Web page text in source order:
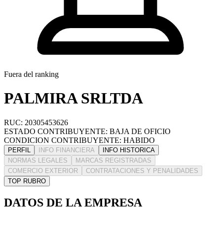
Fuera del ranking
PALMIRA SRLTDA
RUC: 20305453626
ESTADO CONTRIBUYENTE: BAJA DE OFICIO
CONDICION CONTRIBUYENTE: HABIDO
PERFIL INFO FINANCIERA
INFO HISTORICA
NORMAS LEGALES
MARCAS REGISTRADAS
COMERCIO EXTERIOR
CONTRATACIONES Y PENALIDADES
TOP RUBRO
DATOS DE LA EMPRESA